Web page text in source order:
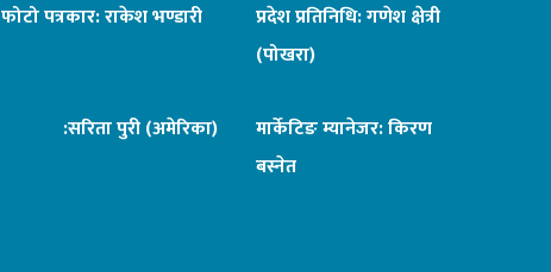
फोटो पत्रकार: राकेश भण्डारी
प्रदेश प्रतिनिधि: गणेश क्षेत्री
(पोखरा)
:सरिता पुरी (अमेरिका)
मार्केटिङ म्यानेजर: किरण
बस्नेत